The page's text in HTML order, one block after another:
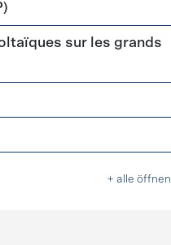
sur les grands
+ alle öffnen